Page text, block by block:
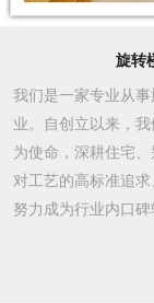
旋转
我们是一家专业从
业。自创立以来，
为使命，深耕住宅
对工艺的高标准追
努力成为行业内口碑